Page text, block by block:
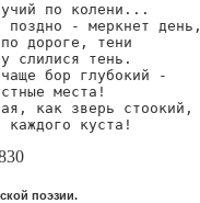
по колени...
- меркнет день,
дороге, тени
слилися тень.
бор глубокий -
места!
как зверь стоокий,
каждого куста!
поэзии.